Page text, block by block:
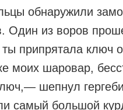
обнаружили
Один из воров
припрятала ключ
моих шаровар,
шепнул
самый большой